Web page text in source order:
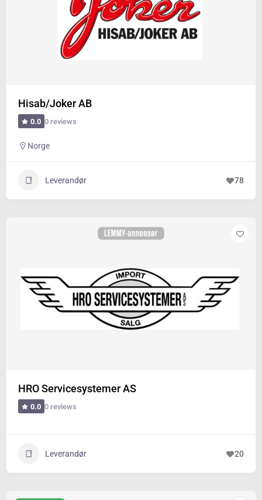
Hisab/Joker AB
0.0 0 reviews
Norge
Leverandør 78
HRO Servicesystemer AS
0.0 0 reviews
Leverandør 20